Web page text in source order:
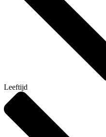
Leeftijd